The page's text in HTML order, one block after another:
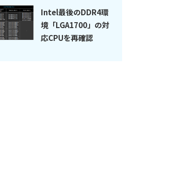
Intel最後のDDR4環
境「LGA1700」の対
応CPUを再確認